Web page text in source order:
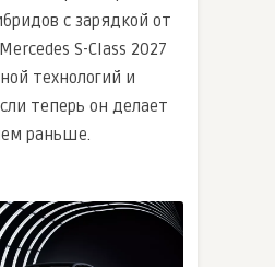
с зарядкой от
S-Class 2027
технологий и
теперь он делает
раньше.